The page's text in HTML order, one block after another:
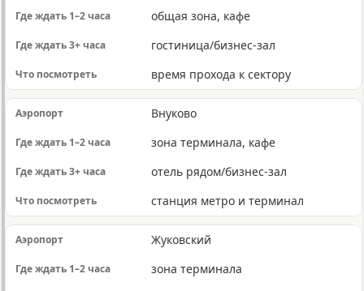
общая зона, кафе
гостиница/бизнес-зал
время прохода к сектору
Внуково
зона терминала, кафе
отель рядом/бизнес-зал
станция метро и терминал
Жуковский
зона терминала